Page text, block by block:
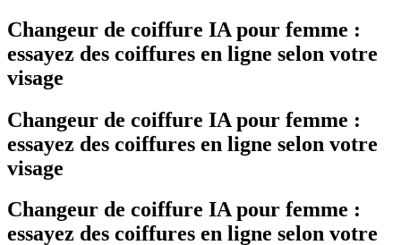
Changeur de coiffure IA pour femme :
essayez des coiffures en ligne selon votre
visage
Changeur de coiffure IA pour femme :
essayez des coiffures en ligne selon votre
visage
Changeur de coiffure IA pour femme :
essayez des coiffures en ligne selon votre